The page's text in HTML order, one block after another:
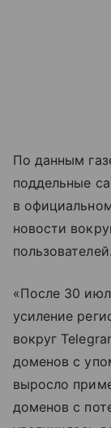
По данным
поддельные
в
новости
пользователей.
«После 30
усиление
вокруг
доменов с
выросло
доменов с